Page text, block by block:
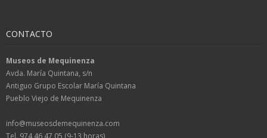
CONTACTO
Museos de Mequinenza
Avda. María Quintana, s/n
Antiguo Grupo Escolar María Quintana
Pueblo Viejo de Mequinenza
info@museosdemequinenza.com
Tel. 974 46 47 05 (9-13 horas)